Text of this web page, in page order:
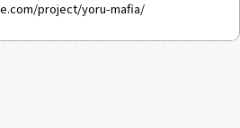
project/yoru-mafia/